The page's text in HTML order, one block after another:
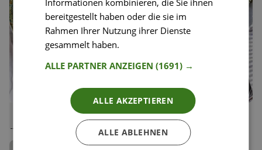
Speichern
Grünkohl mit Austernpilzen
Anna Mahlodji
42
Liken
Speichern
Jackfruit Salad-Wraps
Carina Geppert
Food Bloggerin, Clean
Informationen kombinieren, die Sie ihnen
bereitgestellt haben oder die sie im
Rahmen Ihrer Nutzung ihrer Dienste
gesammelt haben.
ALLE PARTNER ANZEIGEN(1691) →
ALLE AKZEPTIEREN
ALLE ABLEHNEN